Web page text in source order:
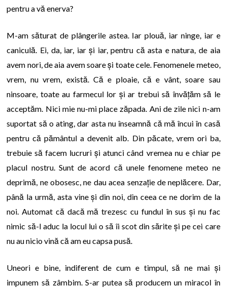
pentru a vă enerva?
M-am săturat de plângerile astea. Iar plouă, iar ninge, iar e
caniculă. Ei, da, iar, iar și iar, pentru că asta e natura, de aia
avem nori, de aia avem soare și toate cele. Fenomenele meteo,
vrem, nu vrem, există. Că e ploaie, că e vânt, soare sau
ninsoare, toate au farmecul lor și ar trebui să învățăm să le
acceptăm. Nici mie nu-mi place zăpada. Ani de zile nici n-am
suportat să o ating, dar asta nu înseamnă că mă încui în casă
pentru că pământul a devenit alb. Din păcate, vrem ori ba,
trebuie să facem lucruri și atunci când vremea nu e chiar pe
placul nostru. Sunt de acord că unele fenomene meteo ne
deprimă, ne obosesc, ne dau acea senzație de neplăcere. Dar,
până la urmă, asta vine și din noi, din ceea ce ne dorim de la
noi. Automat că dacă mă trezesc cu fundul în sus și nu fac
nimic să-l aduc la locul lui o să îi scot din sărite și pe cei care
nu au nicio vină că am eu capsa pusă.
Uneori e bine, indiferent de cum e timpul, să ne mai și
impunem să zâmbim. S-ar putea să producem un miracol în